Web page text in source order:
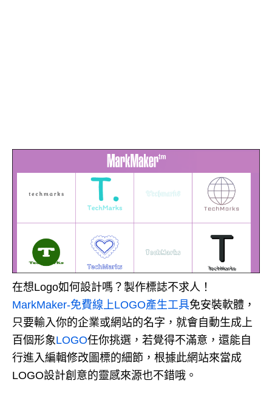
在想Logo如何設計嗎？製作標誌不求人！
MarkMaker-免費線上LOGO產生工具免安裝軟體，
只要輸入你的企業或網站的名字，就會自動生成上
百個形象LOGO任你挑選，若覺得不滿意，還能自
行進入編輯修改圖標的細節，根據此網站來當成
LOGO設計創意的靈感來源也不錯哦。